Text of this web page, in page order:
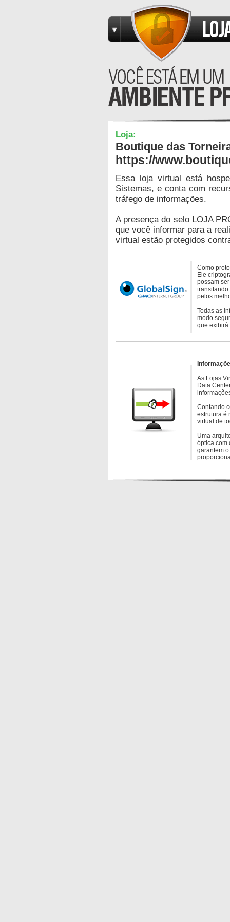
Loja:
Boutique das
https://
Essa loja virtual está
Sistemas, e conta com
tráfego de informações.
A presença do selo LOJA
que você informar para a
virtual estão protegidos
Como
Ele
possam
transitando
pelos
Todas as
modo
que exibirá
As Lojas
Data
Contando
estrutura é
virtual de
Uma
óptica com
garantem